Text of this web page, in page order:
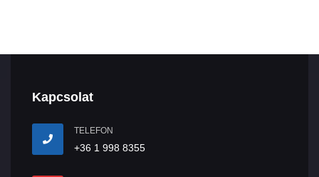
Kapcsolat
TELEFON
+36 1 998 8355